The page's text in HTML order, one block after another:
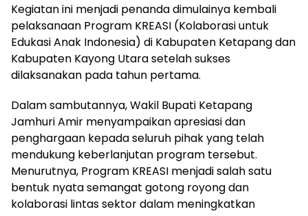
Kegiatan ini menjadi penanda dimulainya kembali
pelaksanaan Program KREASI (Kolaborasi untuk
Edukasi Anak Indonesia) di Kabupaten Ketapang dan
Kabupaten Kayong Utara setelah sukses
dilaksanakan pada tahun pertama.
Dalam sambutannya, Wakil Bupati Ketapang
Jamhuri Amir menyampaikan apresiasi dan
penghargaan kepada seluruh pihak yang telah
mendukung keberlanjutan program tersebut.
Menurutnya, Program KREASI menjadi salah satu
bentuk nyata semangat gotong royong dan
kolaborasi lintas sektor dalam meningkatkan